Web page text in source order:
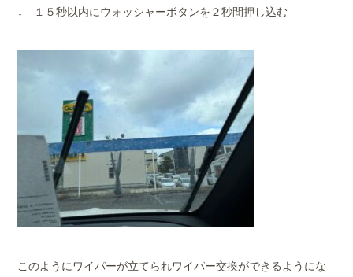
↓ １５秒以内にウォッシャーボタンを２秒間押し込む
このようにワイパーが立てられワイパー交換ができるようにな